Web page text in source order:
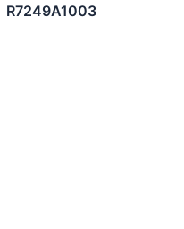
R7249A1003